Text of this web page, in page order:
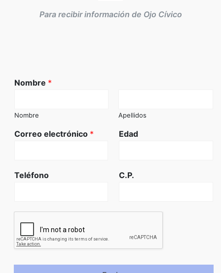
Para recibir información de Ojo Cívico
Nombre *
Nombre Apellidos
Correo electrónico * Edad
Teléfono C.P.